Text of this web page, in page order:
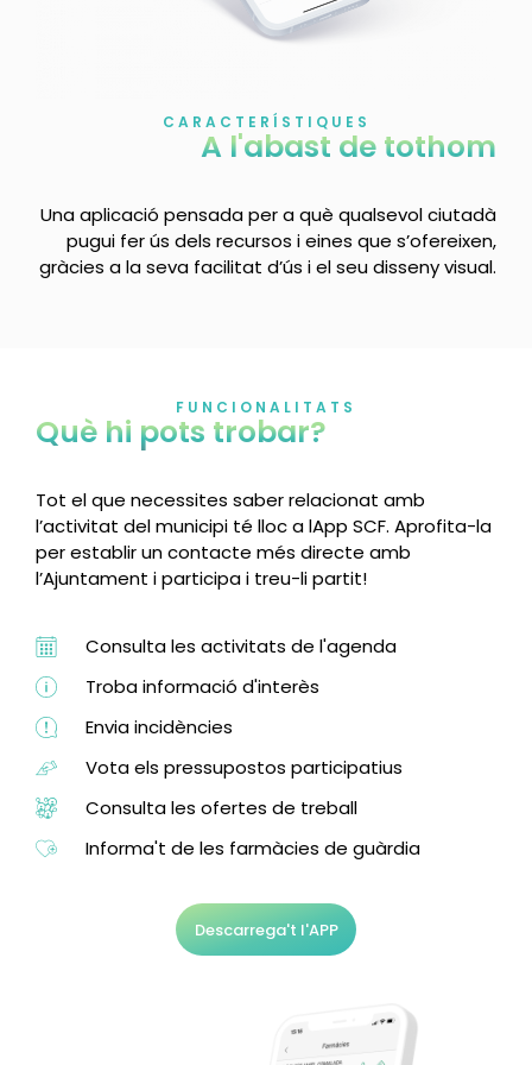
CARACTERÍSTIQUES
A l'abast de tothom
Una aplicació pensada per a què qualsevol ciutadà
pugui fer ús dels recursos i eines que s’ofereixen,
gràcies a la seva facilitat d’ús i el seu disseny visual.
FUNCIONALITATS
Què hi pots trobar?
Tot el que necessites saber relacionat amb
l’activitat del municipi té lloc a lApp SCF. Aprofita-la
per establir un contacte més directe amb
l’Ajuntament i participa i treu-li partit!
Consulta les activitats de l'agenda
Troba informació d'interès
Envia incidències
Vota els pressupostos participatius
Consulta les ofertes de treball
Informa't de les farmàcies de guàrdia
Descarrega't l'APP